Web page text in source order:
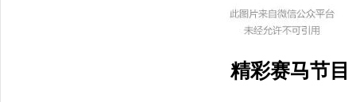
精彩赛马节目